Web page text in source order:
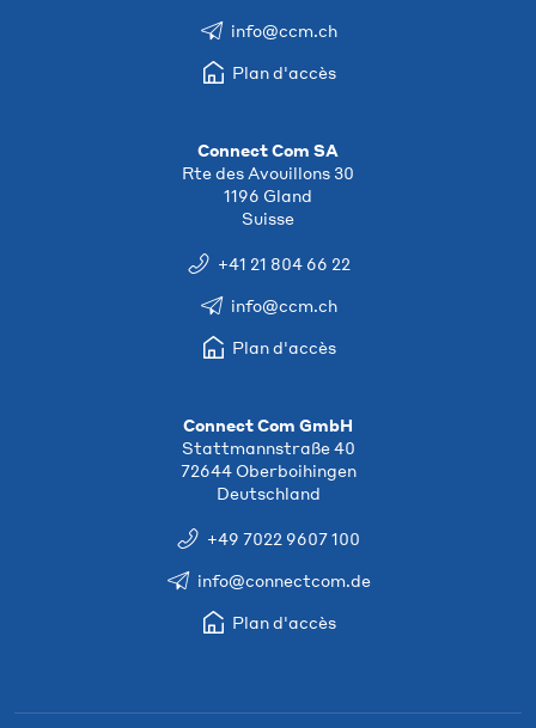
info@ccm.ch
Plan d'accès
Connect Com SA
Rte des Avouillons 30
1196 Gland
Suisse
+41 21 804 66 22
info@ccm.ch
Plan d'accès
Connect Com GmbH
Stattmannstraße 40
72644 Oberboihingen
Deutschland
+49 7022 9607 100
info@connectcom.de
Plan d'accès